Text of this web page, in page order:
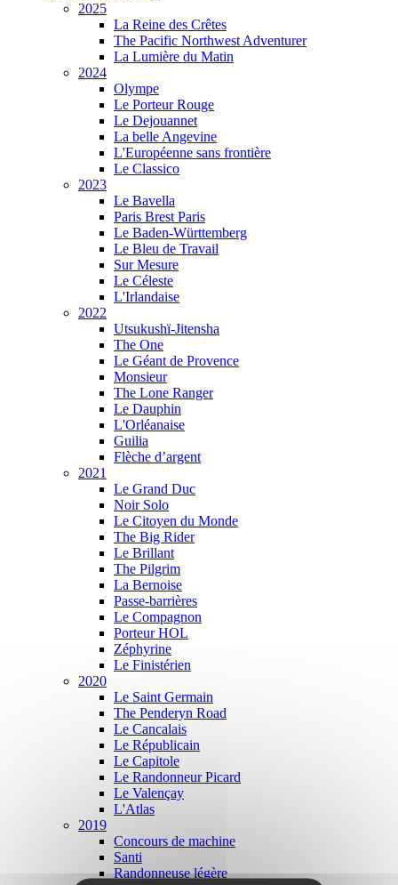
2025
La Reine des Crêtes
The Pacific Northwest Adventurer
La Lumière du Matin
2024
Olympe
Le Porteur Rouge
Le Dejouannet
La belle Angevine
L'Européenne sans frontière
Le Classico
2023
Le Bavella
Paris Brest Paris
Le Baden-Württemberg
Le Bleu de Travail
Sur Mesure
Le Céleste
L'Irlandaise
2022
Utsukushï-Jitensha
The One
Le Géant de Provence
Monsieur
The Lone Ranger
Le Dauphin
L'Orléanaise
Guilia
Flèche d’argent
2021
Le Grand Duc
Noir Solo
Le Citoyen du Monde
The Big Rider
Le Brillant
The Pilgrim
La Bernoise
Passe-barrières
Le Compagnon
Porteur HOL
Zéphyrine
Le Finistérien
2020
Le Saint Germain
The Penderyn Road
Le Cancalais
Le Républicain
Le Capitole
Le Randonneur Picard
Le Valençay
L'Atlas
2019
Concours de machine
Santi
Randonneuse légère